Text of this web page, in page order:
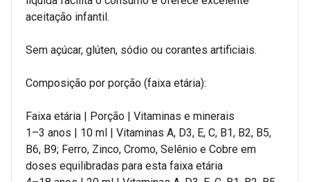
aceitação infantil.
Sem açúcar, glúten, sódio ou corantes artificiais.
Composição por porção (faixa etária):
Faixa etária | Porção | Vitaminas e minerais
1–3 anos | 10 ml | Vitaminas A, D3, E, C, B1, B2, B5,
B6, B9; Ferro, Zinco, Cromo, Selênio e Cobre em
doses equilibradas para esta faixa etária